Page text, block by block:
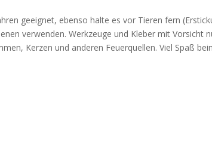
geeignet, ebenso halte es vor Tieren fern
verwenden. Werkzeuge und Kleber mit Vorsicht
Kerzen und anderen Feuerquellen. Viel Spaß